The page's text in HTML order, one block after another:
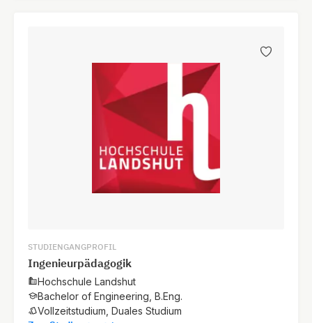
STUDIENGANGPROFIL
Ingenieurpädagogik
Hochschule Landshut
Bachelor of Engineering, B.Eng.
Vollzeitstudium, Duales Studium